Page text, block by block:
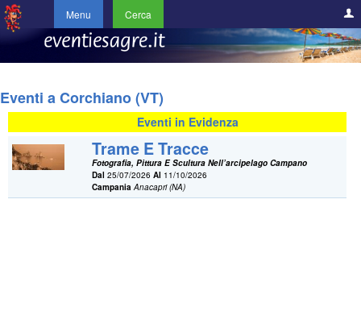
Menu Cerca
Eventi a Corchiano (VT)
Eventi in Evidenza
Trame E Tracce
Fotografia, Pittura E Scultura Nell’arcipelago Campano
Dal 25/07/2026Al 11/10/2026
Campania Anacapri (NA)